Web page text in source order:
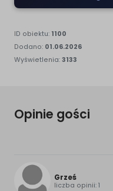
ID obiektu: 1100
Dodano: 01.06.2026
Wyświetlenia: 3133
Opinie gości
Grześ
liczba opinii: 1